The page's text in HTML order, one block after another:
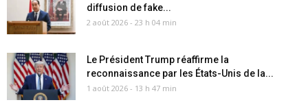
diffusion de fake...
2 août 2026 - 23 h 04 min
Le Président Trump réaffirme la
reconnaissance par les États-Unis de la...
1 août 2026 - 13 h 47 min